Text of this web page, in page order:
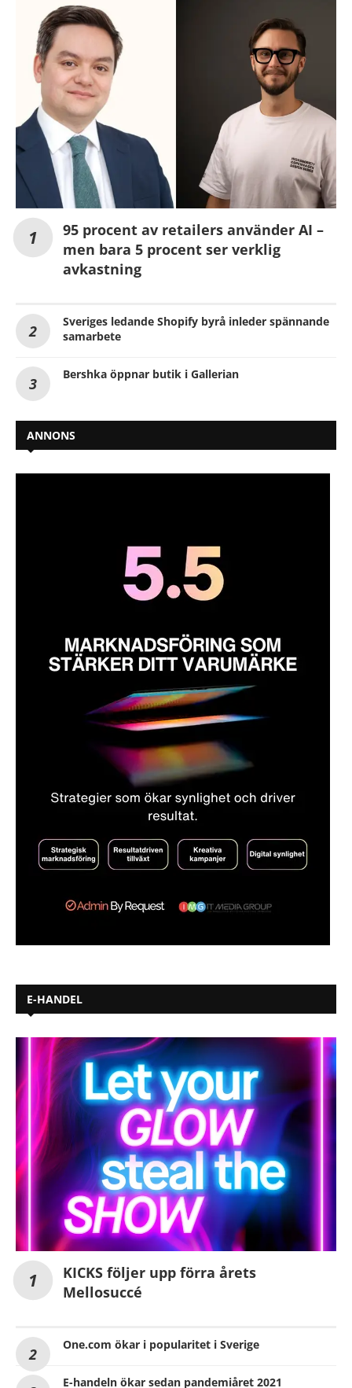
95 procent av retailers använder AI –
men bara 5 procent ser verklig
avkastning
Sveriges ledande Shopify byrå inleder spännande
samarbete
Bershka öppnar butik i Gallerian
ANNONS
E-HANDEL
KICKS följer upp förra årets
Mellosuccé
One.com ökar i popularitet i Sverige
E-handeln ökar sedan pandemiåret 2021